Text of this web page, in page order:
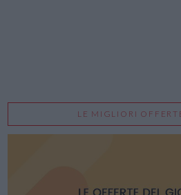
LE MIGLIORI